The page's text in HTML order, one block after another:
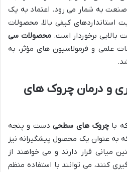
صنعت به شمار می رود. اعتماد به یک
استانداردهای کیفی بالا، محصولات
بالایی برخوردار است.محصولات سی
علمی و فرمولاسیون های مؤثر، به
و درمان چروک های
باچروک های سطحیدست و پنجه
به عنوان یک محصول پیشگیرانه نیز
میانی قرار دارند و می خواهند از
کنند، می توانند با استفاده منظم